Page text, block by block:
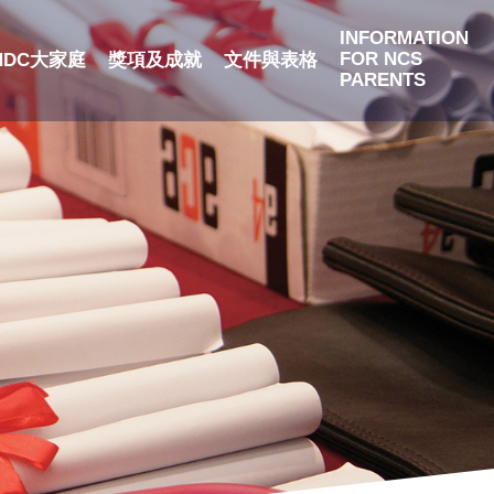
大家庭 獎項及成就 文件與表格
INFORMATION
FOR NCS
PARENTS